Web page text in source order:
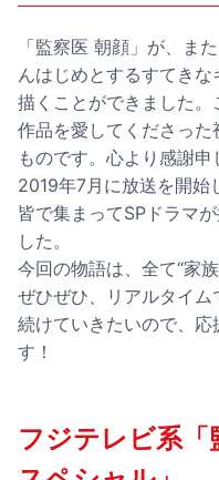
「監察医 朝顔」が、ま
んはじめとするすてき
描くことができました
作品を愛してくださっ
ものです。心より感謝申
2019年7月に放送を開始
皆で集まってSPドラマ
した。
今回の物語は、全て“家
ぜひぜひ、リアルタイ
続けていきたいので、応
す！
フジテレビ系「